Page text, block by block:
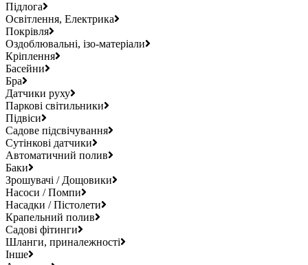
Підлога
Освітлення, Електрика
Покрівля
Оздоблювальні, ізо-матеріали
Кріплення
Басейни
Бра
Датчики руху
Паркові світильники
Підвіси
Садове підсвічування
Сутінкові датчики
Автоматичний полив
Баки
Зрошувачі / Дощовики
Насоси / Помпи
Насадки / Пістолети
Крапельний полив
Садові фітинги
Шланги, приналежності
Інше